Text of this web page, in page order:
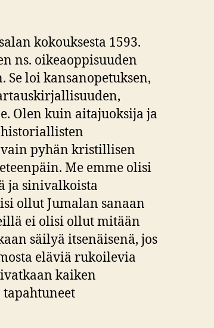
kokouksesta 1593.
ns. oikeaoppisuuden
loi kansanopetuksen,
Olen kuin aitajuoksija ja
pyhän kristillisen
Me emme olisi
ja sinivalkoista
ollut Jumalan sanaan
ei olisi ollut mitään
säilyä itsenäisenä, jos
eläviä rukoilevia
kaiken